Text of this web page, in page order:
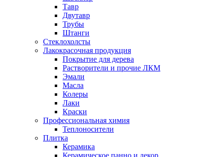
Тавр
Двутавр
Трубы
Штанги
Стеклохолсты
Лакокрасочная продукция
Покрытие для дерева
Растворители и прочие ЛКМ
Эмали
Масла
Колеры
Лаки
Краски
Профессиональная химия
Теплоносители
Плитка
Керамика
Керамическое панно и декор